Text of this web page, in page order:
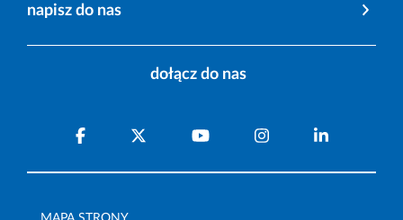
napisz do nas
dołącz do nas